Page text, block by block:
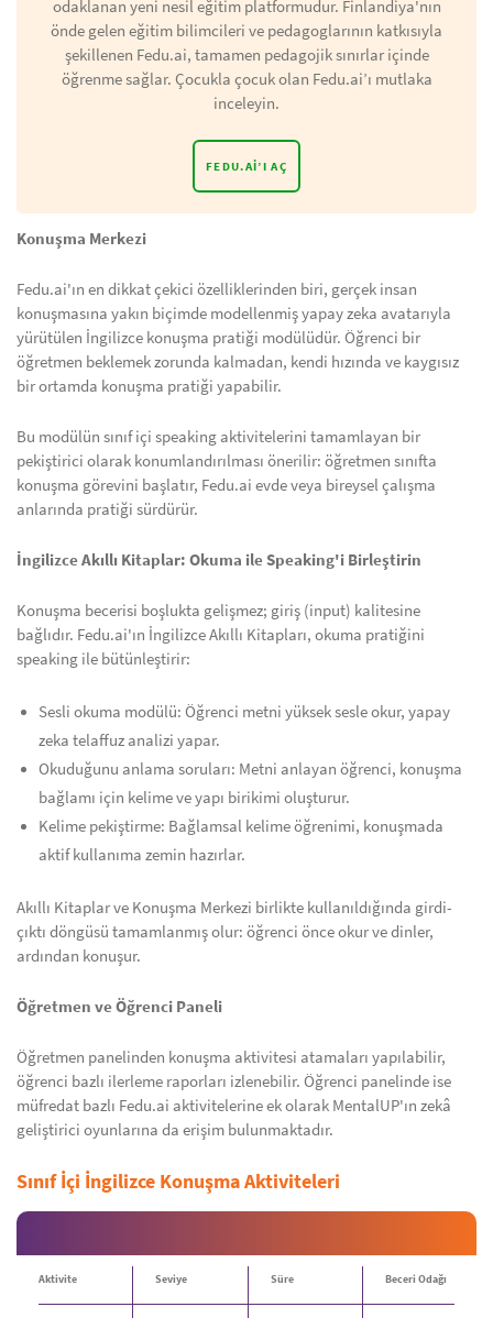
odaklanan yeni nesil eğitim platformudur. Finlandiya'nın
önde gelen eğitim bilimcileri ve pedagoglarının katkısıyla
şekillenen Fedu.ai, tamamen pedagojik sınırlar içinde
öğrenme sağlar. Çocukla çocuk olan Fedu.ai’ı mutlaka
inceleyin.
FEDU.AI’I AÇ
Konuşma Merkezi
Fedu.ai'ın en dikkat çekici özelliklerinden biri, gerçek insan
konuşmasına yakın biçimde modellenmiş yapay zeka avatarıyla
yürütülen İngilizce konuşma pratiği modülüdür. Öğrenci bir
öğretmen beklemek zorunda kalmadan, kendi hızında ve kaygısız
bir ortamda konuşma pratiği yapabilir.
Bu modülün sınıf içi speaking aktivitelerini tamamlayan bir
pekiştirici olarak konumlandırılması önerilir: öğretmen sınıfta
konuşma görevini başlatır, Fedu.ai evde veya bireysel çalışma
anlarında pratiği sürdürür.
İngilizce Akıllı Kitaplar: Okuma ile Speaking'i Birleştirin
Konuşma becerisi boşlukta gelişmez; giriş (input) kalitesine
bağlıdır. Fedu.ai'ın İngilizce Akıllı Kitapları, okuma pratiğini
speaking ile bütünleştirir:
Sesli okuma modülü: Öğrenci metni yüksek sesle okur, yapay
zeka telaffuz analizi yapar.
Okuduğunu anlama soruları: Metni anlayan öğrenci, konuşma
bağlamı için kelime ve yapı birikimi oluşturur.
Kelime pekiştirme: Bağlamsal kelime öğrenimi, konuşmada
aktif kullanıma zemin hazırlar.
Akıllı Kitaplar ve Konuşma Merkezi birlikte kullanıldığında girdi-
çıktı döngüsü tamamlanmış olur: öğrenci önce okur ve dinler,
ardından konuşur.
Öğretmen ve Öğrenci Paneli
Öğretmen panelinden konuşma aktivitesi atamaları yapılabilir,
öğrenci bazlı ilerleme raporları izlenebilir. Öğrenci panelinde ise
müfredat bazlı Fedu.ai aktivitelerine ek olarak MentalUP'ın zekâ
geliştirici oyunlarına da erişim bulunmaktadır.
Sınıf İçi İngilizce Konuşma Aktiviteleri
Aktivite Seviye Süre Beceri Odağı